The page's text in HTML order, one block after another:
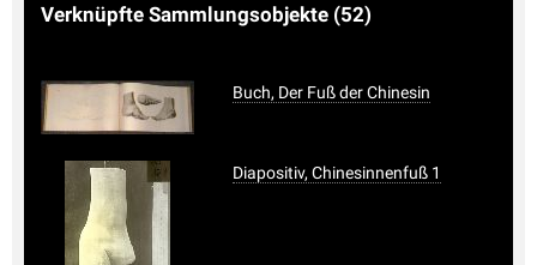
Verknüpfte Sammlungsobjekte (52)
Buch, Der Fuß der Chinesin
Diapositiv, Chinesinnenfuß 1